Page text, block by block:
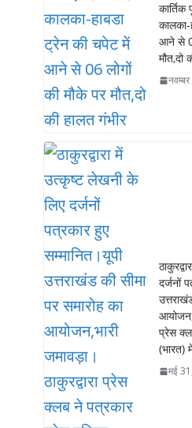
o
k
p
p
कार्तिक
कालका-
आने से
दर्जनों
प्रेस